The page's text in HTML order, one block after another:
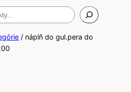
/ náplň do gul.pera do